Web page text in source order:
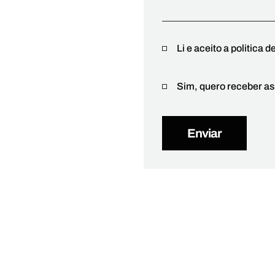
Li e aceito a politica
Sim, quero receber